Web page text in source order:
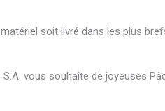
soit livré dans les plus
S.A. vous souhaite de joyeuses